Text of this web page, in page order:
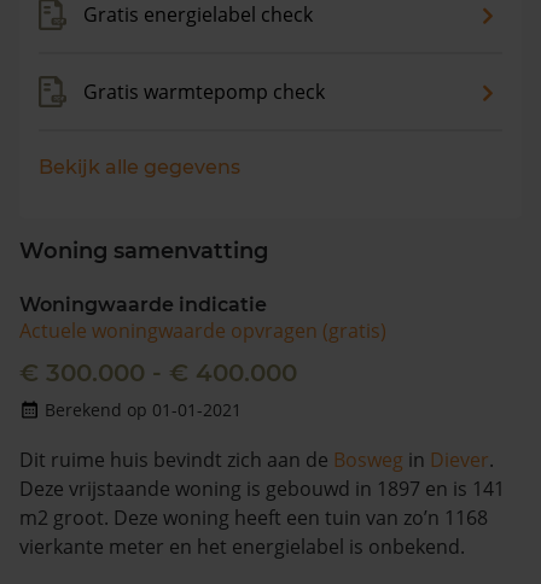
Gratis energielabel check
Gratis warmtepomp check
Bekijk alle gegevens
Woning samenvatting
Woningwaarde indicatie
Actuele woningwaarde opvragen (gratis)
€ 300.000 - € 400.000
Berekend op 01-01-2021
Dit ruime huis bevindt zich aan de Bosweg in Diever.
Deze vrijstaande woning is gebouwd in 1897 en is 141
m2 groot. Deze woning heeft een tuin van zo’n 1168
vierkante meter en het energielabel is onbekend.